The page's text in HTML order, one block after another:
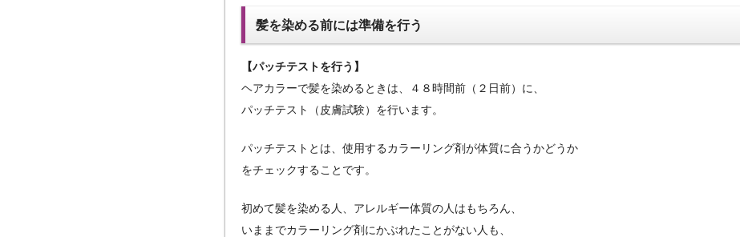
髪を染める前には準備を行う
【パッチテストを行う】
ヘアカラーで髪を染めるときは、４８時間前（２日前）に、
パッチテスト（皮膚試験）を行います。
パッチテストとは、使用するカラーリング剤が体質に合うかどうか
をチェックすることです。
初めて髪を染める人、アレルギー体質の人はもちろん、
いままでカラーリング剤にかぶれたことがない人も、